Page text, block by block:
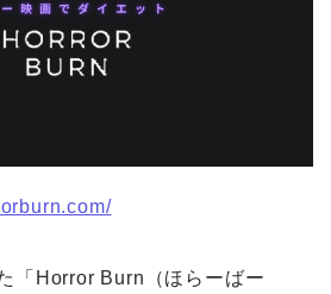
「Horror Burn（ほらーばー